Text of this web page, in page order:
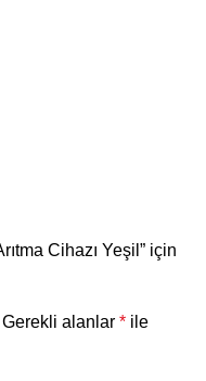
Cihazı Yeşil” için
Gerekli alanlar * ile